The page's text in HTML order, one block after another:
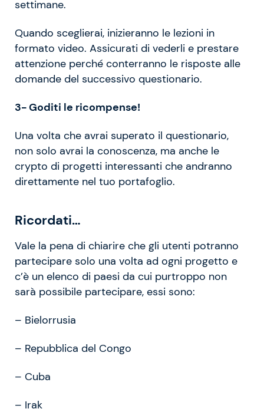
settimane.
Quando sceglierai, inizieranno le lezioni in
formato video. Assicurati di vederli e prestare
attenzione perché conterranno le risposte alle
domande del successivo questionario.
3- Goditi le ricompense!
Una volta che avrai superato il questionario,
non solo avrai la conoscenza, ma anche le
crypto di progetti interessanti che andranno
direttamente nel tuo portafoglio.
Ricordati…
Vale la pena di chiarire che gli utenti potranno
partecipare solo una volta ad ogni progetto e
c’è un elenco di paesi da cui purtroppo non
sarà possibile partecipare, essi sono:
– Bielorrusia
– Repubblica del Congo
– Cuba
– Irak